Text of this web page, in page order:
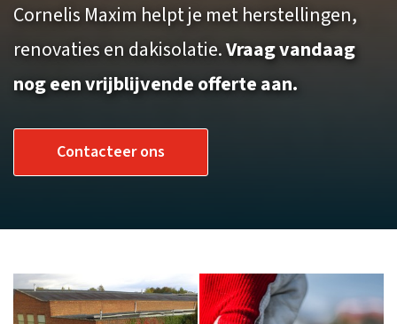
Cornelis Maxim helpt je met herstellingen,
renovaties en dakisolatie.Vraag vandaag
nog een vrijblijvende offerte aan.
Contacteer ons